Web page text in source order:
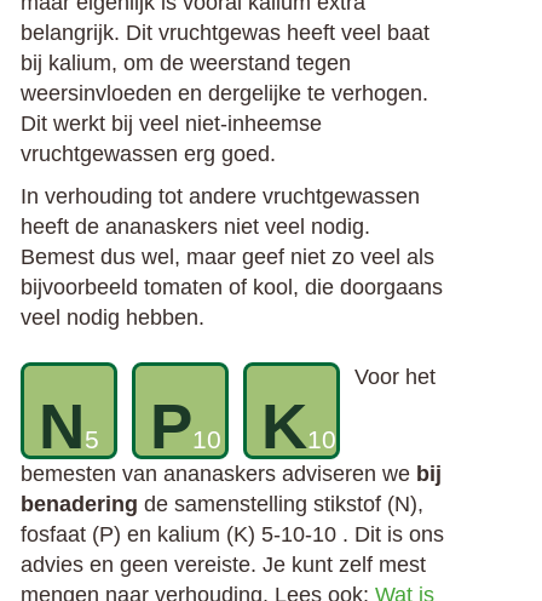
belangrijk. Dit vruchtgewas heeft veel baat
bij kalium, om de weerstand tegen
weersinvloeden en dergelijke te verhogen.
Dit werkt bij veel niet-inheemse
vruchtgewassen erg goed.
In verhouding tot andere vruchtgewassen
heeft de ananaskers niet veel nodig.
Bemest dus wel, maar geef niet zo veel als
bijvoorbeeld tomaten of kool, die doorgaans
veel nodig hebben.
N5 P10 K10
Voor het
bemesten van ananaskers adviseren we bij
benadering de samenstelling stikstof (N),
fosfaat (P) en kalium (K) 5-10-10 . Dit is ons
advies en geen vereiste. Je kunt zelf mest
mengen naar verhouding. Lees ook: Wat is